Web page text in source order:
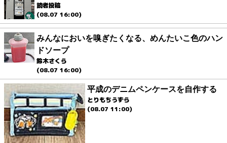
読者投稿
(08.07 16:00)
みんなにおいを嗅ぎたくなる、めんたいこ色のハン
ドソープ
鈴木さくら
(08.07 16:00)
平成のデニムペンケースを自作する
とりもちうずら
(08.07 11:00)